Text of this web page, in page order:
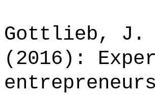
Gottlieb, J.
(2016):